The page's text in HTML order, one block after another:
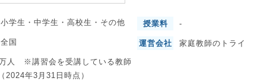
小学生 ・ 中学生 ・ 高校生 ・ その他 授業料 -
全国 運営会社 家庭教師のトライ
人 ※講習会を受講している教師
2024年3月31日時点）